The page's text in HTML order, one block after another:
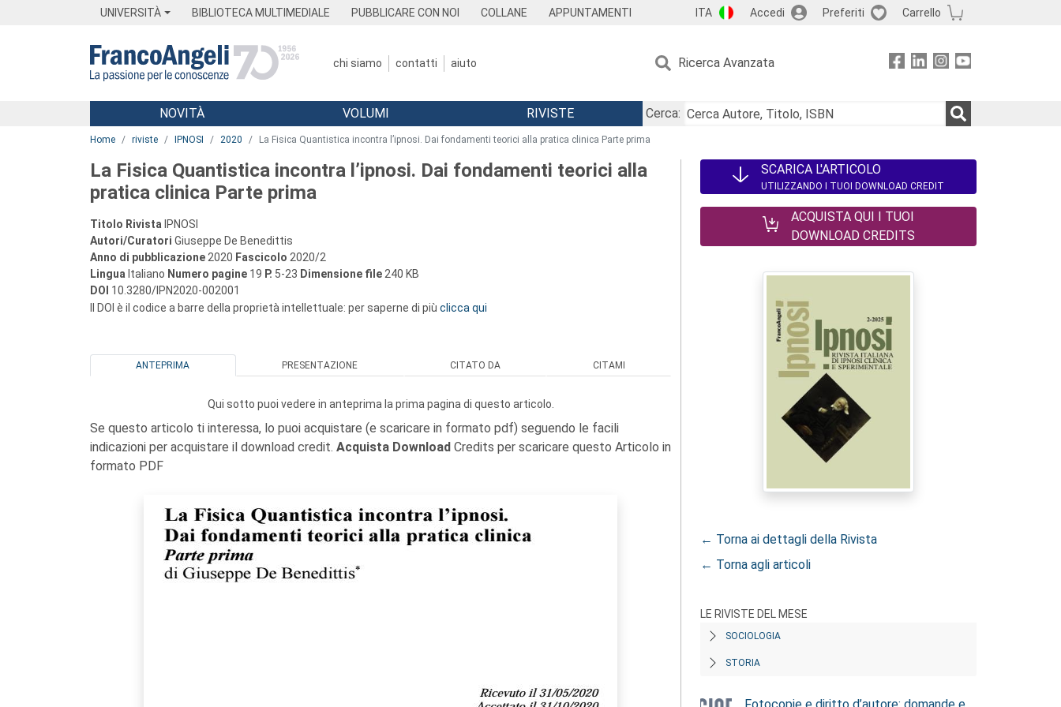
UNIVERSITÀ BIBLIOTECA MULTIMEDIALE PUBBLICARE CON NOI COLLANE APPUNTAMENTI ITA Accedi Preferiti Carrello
chi siamo contatti aiuto Ricerca Avanzata
Menu
NOVITÀ VOLUMI RIVISTE
Cerca:
Home riviste IPNOSI 2020 La Fisica Quantistica incontra l’ipnosi. Dai fondamenti teorici alla pratica clinica Parte prima
La Fisica Quantistica incontra l’ipnosi. Dai fondamenti teorici alla
pratica clinica Parte prima
Titolo Rivista IPNOSI
Autori/Curatori Giuseppe De Benedittis
Anno di pubblicazione 2020 Fascicolo 2020/2
Lingua Italiano Numero pagine 19 P. 5-23 Dimensione file 240 KB
DOI 10.3280/IPN2020-002001
Il DOI è il codice a barre della proprietà intellettuale: per saperne di più clicca qui
ANTEPRIMA PRESENTAZIONE CITATO DA CITAMI
Qui sotto puoi vedere in anteprima la prima pagina di questo articolo.
Se questo articolo ti interessa, lo puoi acquistare (e scaricare in formato pdf) seguendo le facili
indicazioni per acquistare il download credit. Acquista Download Credits per scaricare questo Articolo in
formato PDF
SCARICA L'ARTICOLO
UTILIZZANDO I TUOI DOWNLOAD CREDIT
ACQUISTA QUI I TUOI
DOWNLOAD CREDITS
← Torna ai dettagli della Rivista
← Torna agli articoli
LE RIVISTE DEL MESE
SOCIOLOGIA
STORIA